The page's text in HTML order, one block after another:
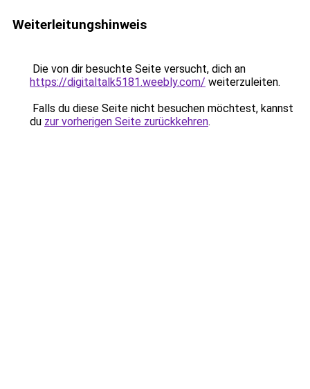
Weiterleitungshinweis
Die von dir besuchte Seite versucht, dich an
https://digitaltalk5181.weebly.com/ weiterzuleiten.
Falls du diese Seite nicht besuchen möchtest, kannst
du zur vorherigen Seite zurückkehren.